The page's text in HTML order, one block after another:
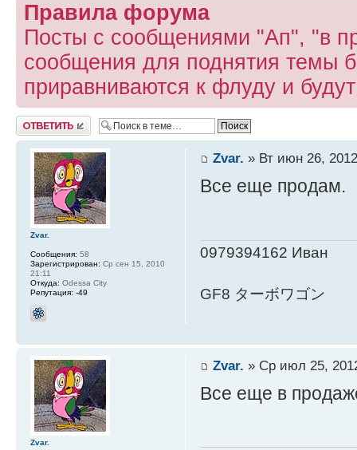
Правила форума
Посты с сообщениями "Ап", "в
сообщения для поднятия темы
приравниваются к флуду и
Ответить
Zvar. » Вт июн 26,
Все еще продам.
0979394162 Иван
GF8 ターボワゴン
Zvar.
Сообщения: 58
Зарегистрирован: Ср сен 15, 2010
21:11
Откуда: Odessa City
Репутация: -49
Zvar. » Ср июл 25,
Все еще в
Zvar.